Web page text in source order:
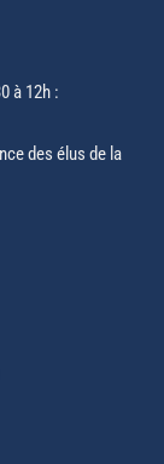
à 12h :
des élus de la